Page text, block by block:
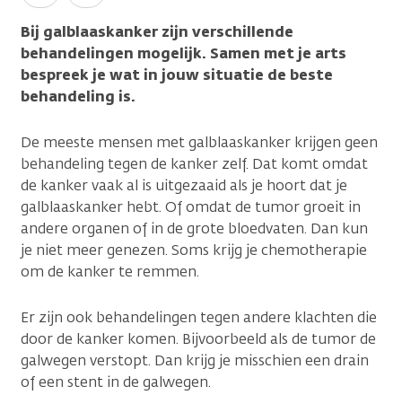
Bij galblaaskanker zijn verschillende
behandelingen mogelijk. Samen met je arts
bespreek je wat in jouw situatie de beste
behandeling is.
De meeste mensen met galblaaskanker krijgen geen
behandeling tegen de kanker zelf. Dat komt omdat
de kanker vaak al is uitgezaaid als je hoort dat je
galblaaskanker hebt. Of omdat de tumor groeit in
andere organen of in de grote bloedvaten. Dan kun
je niet meer genezen. Soms krijg je chemotherapie
om de kanker te remmen.
Er zijn ook behandelingen tegen andere klachten die
door de kanker komen. Bijvoorbeeld als de tumor de
galwegen verstopt. Dan krijg je misschien een drain
of een stent in de galwegen.